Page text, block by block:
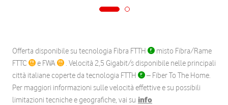
Offerta disponibile su tecnologia Fibra FTTH
misto Fibra/Rame
FTTC
e FWA
. Velocità 2,5 Gigabit/s disponibile nelle principali
città italiane coperte da tecnologia FTTH
– Fiber To The Home.
Per maggiori informazioni sulle velocità effettive e su possibili
limitazioni tecniche e geografiche, vai su info